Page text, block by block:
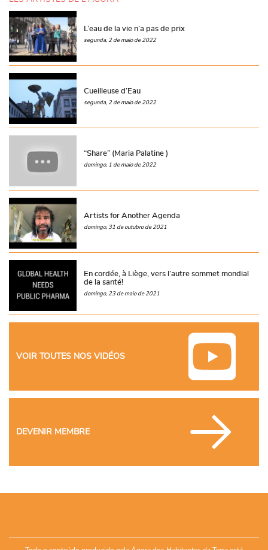
L’eau de la vie n’a pas de prix
segunda, 2 de maio de 2022
Cueilleuse d’Eau
segunda, 2 de maio de 2022
“Share” (Maria Palatine )
domingo, 1 de maio de 2022
Artists for Another Agenda
domingo, 31 de outubro de 2021
En cordée, à Liège, vers l’autre sommet mondial
de la santé!
domingo, 23 de maio de 2021
VOIR TOUTES NOS VIDÉOS
DEVENIR MEMBRE